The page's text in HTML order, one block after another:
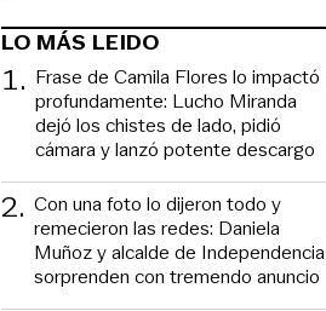
LO MÁS LEIDO
1. Frase de Camila Flores lo impactó
profundamente: Lucho Miranda
dejó los chistes de lado, pidió
cámara y lanzó potente descargo
2. Con una foto lo dijeron todo y
remecieron las redes: Daniela
Muñoz y alcalde de Independencia
sorprenden con tremendo anuncio